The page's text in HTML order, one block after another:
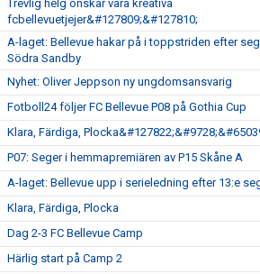
Trevlig helg önskar våra kreativa
fcbellevuetjejer&#127809;&#127810;
A-laget: Bellevue hakar på i toppstriden efter
Södra Sandby
Nyhet: Oliver Jeppson ny ungdomsansvarig
Fotboll24 följer FC Bellevue P08 på Gothia Cup
Klara, Färdiga,
P07: Seger i hemmapremiären av P15 Skåne A
A-laget: Bellevue upp i serieledning efter 13:e
Klara, Färdiga, Plocka
Dag 2-3 FC Bellevue Camp
Härlig start på Camp 2